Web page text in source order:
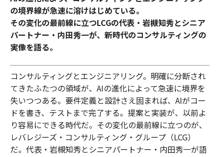
の境界線が急速に溶けはじめている。
その変化の最前線に立つLCGの代表・岩槻知秀とシニア
パートナー・内田秀一が、新時代のコンサルティングの
実像を語る。
コンサルティングとエンジニアリング。明確に分断され
てきたふたつの領域が、AIの進化によって急速に境界を
失いつつある。要件定義と設計さえ固まれば、AIがコー
ドを書き、テストまで完了する。提案と実装が、以前よ
り容易にできる時代だ。その変化の最前線に立つのが、
レバレジーズ・コンサルティング・グループ（LCG）
だ。代表・岩槻知秀とシニアパートナー・内田秀一が語